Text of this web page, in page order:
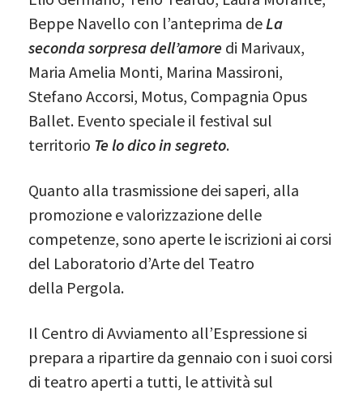
Beppe Navello con l’anteprima de La
seconda sorpresa dell’amore di Marivaux,
Maria Amelia Monti, Marina Massironi,
Stefano Accorsi, Motus, Compagnia Opus
Ballet. Evento speciale il festival sul
territorio Te lo dico in segreto.
Quanto alla trasmissione dei saperi, alla
promozione e valorizzazione delle
competenze, sono aperte le iscrizioni ai corsi
del Laboratorio d’Arte del Teatro
della Pergola.
Il Centro di Avviamento all’Espressione si
prepara a ripartire da gennaio con i suoi corsi
di teatro aperti a tutti, le attività sul